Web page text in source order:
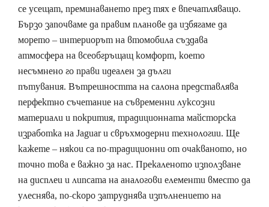
се усещат, преминаването през тях е впечатляващо.
Бързо започваме да правим планове да избягаме да
морето – интериорът на втомобила създава
атмосфера на всеобгръщащ комфорт, което
несъмнено го прави идеален за дълги
пътувания. Вътрешността на салона представлява
перфектно съчетание на съвременни луксозни
материали и покрития, традиционната майсторска
изработка на Jaguar и свръхмодерни технологии. Ще
кажете – някои са по-традиционни от очакваното, но
точно това е важно за нас. Прекаленото използване
на дисплеи и липсата на аналогови елементи вместо да
улеснява, по-скоро затруднява изпълнението на